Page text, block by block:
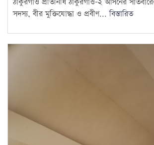
ঠাকুরগাঁও প্রতিনিধি ঠাকুরগাঁও-২ আসনের
সদস্য, বীর মুক্তিযোদ্ধা ও প্রবীণ...বিস্তারিত